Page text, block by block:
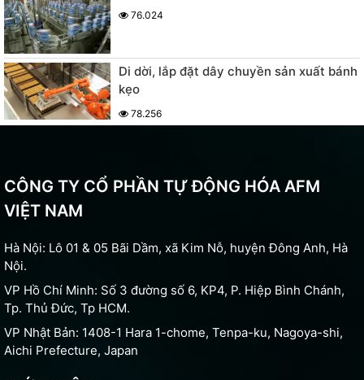
76.024
Di dời, lắp đặt dây chuyền sản xuất bánh
kẹo
78.256
CÔNG TY CỔ PHẦN TỰ ĐỘNG HÓA AFM
VIỆT NAM
Hà Nội: Lô 01 & 05 Bãi Dầm, xã Kim Nỗ, huyện Đông Anh, Hà
Nội.
VP Hồ Chí Minh: Số 3 đường số 6, KP4, P. Hiệp Bình Chánh,
Tp. Thủ Đức, Tp HCM.
VP Nhật Bản: 1408-1 Hara 1-chome, Tenpa-ku, Nagoya-shi,
Aichi Prefecture, Japan